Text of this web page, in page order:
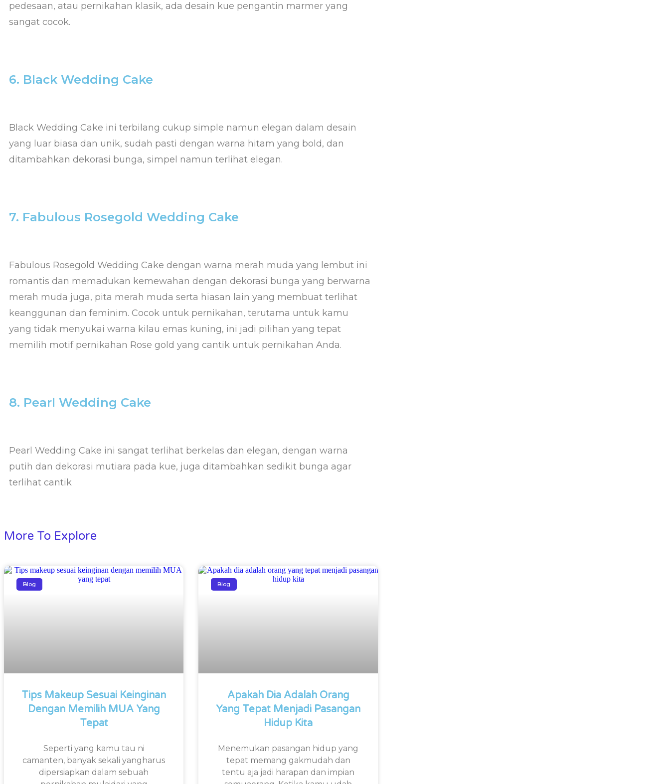
pedesaan, atau pernikahan klasik, ada desain kue pengantin marmer yang
sangat cocok.
6. Black Wedding Cake
Black Wedding Cake ini terbilang cukup simple namun elegan dalam desain
yang luar biasa dan unik, sudah pasti dengan warna hitam yang bold, dan
ditambahkan dekorasi bunga, simpel namun terlihat elegan.
7. Fabulous Rosegold Wedding Cake
Fabulous Rosegold Wedding Cake dengan warna merah muda yang lembut ini
romantis dan memadukan kemewahan dengan dekorasi bunga yang berwarna
merah muda juga, pita merah muda serta hiasan lain yang membuat terlihat
keanggunan dan feminim. Cocok untuk pernikahan, terutama untuk kamu
yang tidak menyukai warna kilau emas kuning, ini jadi pilihan yang tepat
memilih motif pernikahan Rose gold yang cantik untuk pernikahan Anda.
8. Pearl Wedding Cake
Pearl Wedding Cake ini sangat terlihat berkelas dan elegan, dengan warna
putih dan dekorasi mutiara pada kue, juga ditambahkan sedikit bunga agar
terlihat cantik
More To Explore
Blog
Tips Makeup Sesuai Keinginan
Dengan Memilih MUA Yang
Tepat
Seperti yang kamu tau ni
camanten, banyak sekali yangharus
dipersiapkan dalam sebuah
Blog
Apakah Dia Adalah Orang
Yang Tepat Menjadi Pasangan
Hidup Kita
Menemukan pasangan hidup yang
tepat memang gakmudah dan
tentu aja jadi harapan dan impian